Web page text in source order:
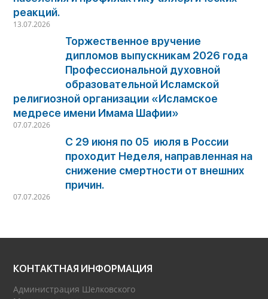
реакций.
13.07.2026
Торжественное вручение
дипломов выпускникам 2026 года
Профессиональной духовной
образовательной Исламской
религиозной организации «Исламское
медресе имени Имама Шафии»
07.07.2026
С 29 июня по 05 июля в России
проходит Неделя, направленная на
снижение смертности от внешних
причин.
07.07.2026
КОНТАКТНАЯ ИНФОРМАЦИЯ
Администрация Шелковского